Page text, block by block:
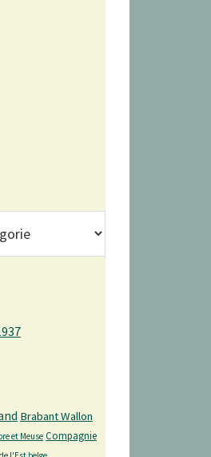
Brabant Wallon
et Meuse Compagnie